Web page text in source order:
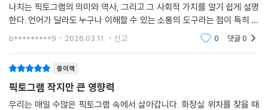
나치는 픽토그램의 의미와 역사, 그리고 그 사회적 가치를 알기 쉽게 설명
한다. 언어가 달라도 누구나 이해할 수 있는 소통의 도구라는 점이 특히 인
상 깊었다. 공공장소나 교통시설에서 사용하는 픽토그램이 어떻게 만들어
b*********9 2026.03.11. 신고 0 댓글0
종이책
픽토그램 작지만 큰 영향력
우리는 매일 수많은 픽토그램 속에서 살아갑니다. 화장실 위치를 찾을 때